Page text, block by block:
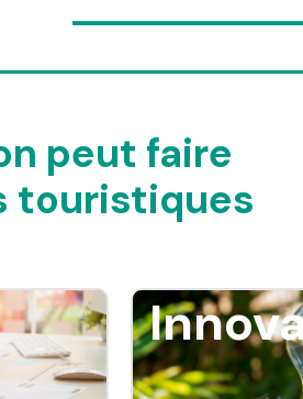
peut faire
touristiques